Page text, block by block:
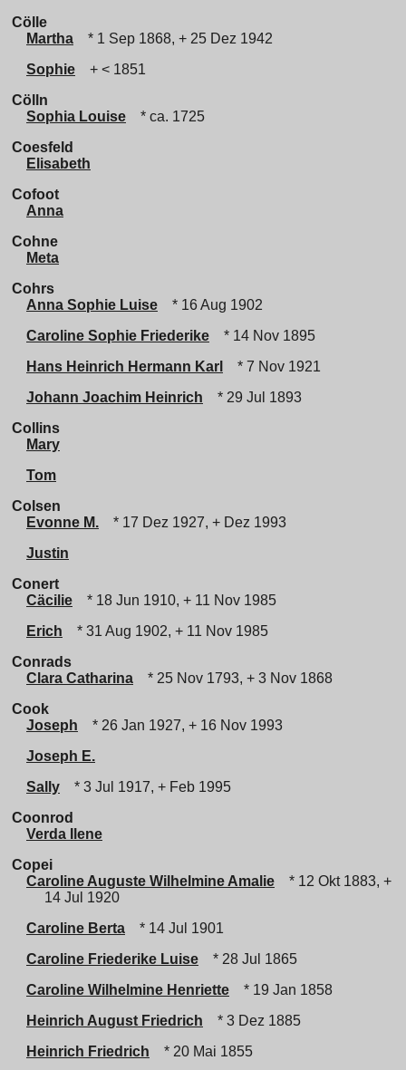
Cölle
Martha
* 1 Sep 1868, + 25 Dez 1942
Sophie
+ < 1851
Cölln
Sophia Louise
* ca. 1725
Coesfeld
Elisabeth
Cofoot
Anna
Cohne
Meta
Cohrs
Anna Sophie Luise
* 16 Aug 1902
Caroline Sophie Friederike
* 14 Nov 1895
Hans Heinrich Hermann Karl
* 7 Nov 1921
Johann Joachim Heinrich
* 29 Jul 1893
Collins
Mary
Tom
Colsen
Evonne M.
* 17 Dez 1927, + Dez 1993
Justin
Conert
Cäcilie
* 18 Jun 1910, + 11 Nov 1985
Erich
* 31 Aug 1902, + 11 Nov 1985
Conrads
Clara Catharina
* 25 Nov 1793, + 3 Nov 1868
Cook
Joseph
* 26 Jan 1927, + 16 Nov 1993
Joseph E.
Sally
* 3 Jul 1917, + Feb 1995
Coonrod
Verda Ilene
Copei
Caroline Auguste Wilhelmine Amalie
* 12 Okt 1883, +
14 Jul 1920
Caroline Berta
* 14 Jul 1901
Caroline Friederike Luise
* 28 Jul 1865
Caroline Wilhelmine Henriette
* 19 Jan 1858
Heinrich August Friedrich
* 3 Dez 1885
Heinrich Friedrich
* 20 Mai 1855